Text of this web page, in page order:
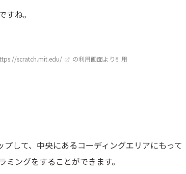
ね。
scratch.mit.edu/ の利用画面より引用
して、中央にあるコーディングエリアにもって
ングをすることができます。